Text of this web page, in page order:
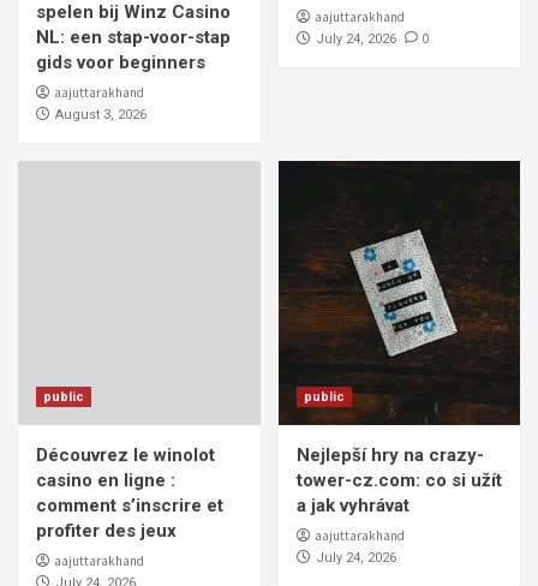
spelen bij Winz Casino
NL: een stap-voor-stap
gids voor beginners
aajuttarakhand
August 3, 2026
aajuttarakhand
July 24, 2026 0
public
Découvrez le winolot
casino en ligne :
comment s’inscrire et
profiter des jeux
aajuttarakhand
public
Nejlepší hry na crazy-
tower-cz.com: co si užít
a jak vyhrávat
aajuttarakhand
July 24, 2026